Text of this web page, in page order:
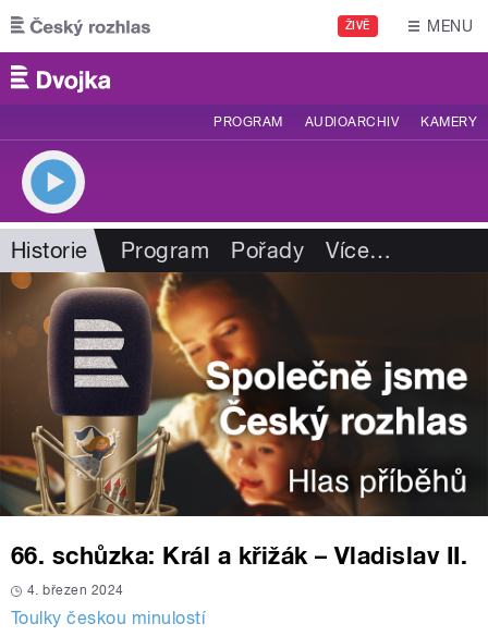
Přejít k hlavnímu obsahu
ŽIVĚ MENU
PROGRAM AUDIOARCHIV KAMERY
Historie Program Pořady Více…
66. schůzka: Král a křižák – Vladislav II.
4. březen 2024
Toulky českou minulostí